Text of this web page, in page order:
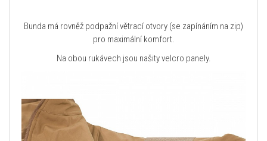
Bunda má rovněž podpažní větrací otvory (se zapínáním na zip)
pro maximální komfort.
Na obou rukávech jsou našity velcro panely.